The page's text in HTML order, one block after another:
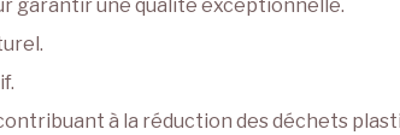
garantir une qualité exceptionnelle.
à la réduction des déchets